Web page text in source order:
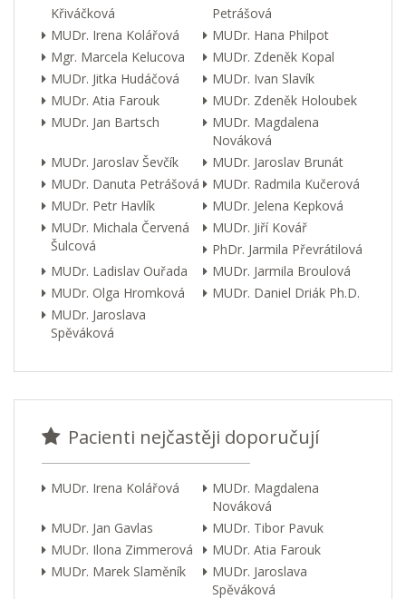
Křiváčková
Petrášová
MUDr. Irena Kolářová
MUDr. Hana Philpot
Mgr. Marcela Kelucova
MUDr. Zdeněk Kopal
MUDr. Jitka Hudáčová
MUDr. Ivan Slavík
MUDr. Atia Farouk
MUDr. Zdeněk Holoubek
MUDr. Jan Bartsch
MUDr. Magdalena
Nováková
MUDr. Jaroslav Ševčík
MUDr. Jaroslav Brunát
MUDr. Danuta Petrášová
MUDr. Radmila Kučerová
MUDr. Petr Havlík
MUDr. Jelena Kepková
MUDr. Michala Červená
Šulcová
MUDr. Jiří Kovář
PhDr. Jarmila Převrátilová
MUDr. Ladislav Ouřada
MUDr. Jarmila Broulová
MUDr. Olga Hromková
MUDr. Daniel Driák Ph.D.
MUDr. Jaroslava
Spěváková
Pacienti nejčastěji doporučují
MUDr. Irena Kolářová
MUDr. Magdalena
Nováková
MUDr. Jan Gavlas
MUDr. Tibor Pavuk
MUDr. Ilona Zimmerová
MUDr. Atia Farouk
MUDr. Marek Slaměník
MUDr. Jaroslava
Spěváková